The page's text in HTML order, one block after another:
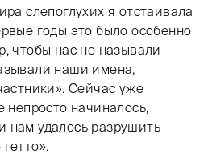
слепоглухих я отстаивала
годы это было особенно
чтобы нас не называли
наши имена,
Сейчас уже
непросто начиналось,
нам удалось разрушить